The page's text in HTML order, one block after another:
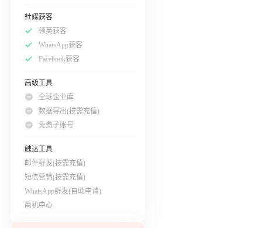
社媒获客
领英获客
WhatsApp获客
Facebook获客
高级工具
全球企业库
数据导出(按需充值)
免费子账号
触达工具
邮件群发(按需充值)
短信营销(按需充值)
WhatsApp群发(自助申请)
商机中心